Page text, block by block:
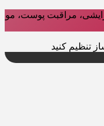
مراقبت پوست، مو
تنظیم کنید